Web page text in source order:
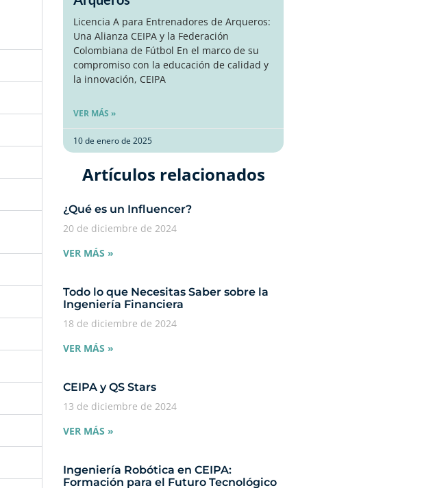
Licencia A para Entrenadores de Arqueros:
Una Alianza CEIPA y la Federación
Colombiana de Fútbol En el marco de su
compromiso con la educación de calidad y
la innovación, CEIPA
VER MÁS »
10 de enero de 2025
Artículos relacionados​
¿Qué es un Influencer?
20 de diciembre de 2024
VER MÁS »
Todo lo que Necesitas Saber sobre la
Ingeniería Financiera
18 de diciembre de 2024
VER MÁS »
CEIPA y QS Stars
13 de diciembre de 2024
VER MÁS »
Ingeniería Robótica en CEIPA:
Formación para el Futuro Tecnológico